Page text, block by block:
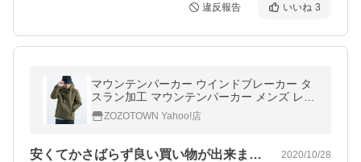
違反報告 いいね 3
マウンテンパーカー ウインドブレーカー タ
スラン加工 マウンテンパーカー メンズ レデ
ィース
ZOZOTOWN Yahoo!店
安くてかさばらず良い買い物が出来ました。 2020/10/28